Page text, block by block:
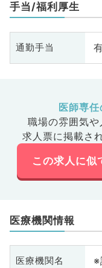
手当/福利厚生
通勤手当
医師専
職場の雰囲気や
求人票に掲載さ
この求人に似
医療機関情報
医療機関名 ※